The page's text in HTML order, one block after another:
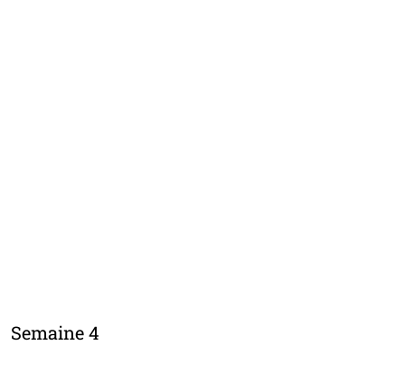
Semaine 4